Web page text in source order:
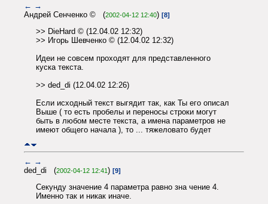
← →
Андрей Сенченко © (2002-04-12 12:40) [8]
>> DieHard © (12.04.02 12:32)
>> Игорь Шевченко © (12.04.02 12:32)
Идеи не совсем проходят для представленного
куска текста.
>> ded_di (12.04.02 12:26)
Если исходный текст выгядит так, как Ты его описал
Выше ( то есть пробелы и переносы строки могут
быть в любом месте текста, а имена параметров не
имеют общего начала ), то ... тяжеловато будет
← →
ded_di (2002-04-12 12:41) [9]
Секунду значение 4 параметра равно зна чение 4.
Именно так и никак иначе.